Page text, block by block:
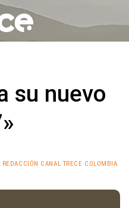
su nuevo
REDACCIÓN CANAL TRECE COLOMBIA